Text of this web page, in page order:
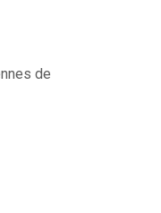
de